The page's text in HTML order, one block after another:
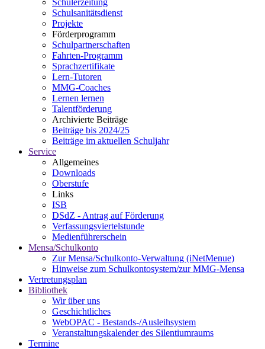
Schülerzeitung
Schulsanitätsdienst
Projekte
Förderprogramm
Schulpartnerschaften
Fahrten-Programm
Sprachzertifikate
Lern-Tutoren
MMG-Coaches
Lernen lernen
Talentförderung
Archivierte Beiträge
Beiträge bis 2024/25
Beiträge im aktuellen Schuljahr
Service
Allgemeines
Downloads
Oberstufe
Links
ISB
DSdZ - Antrag auf Förderung
Verfassungsviertelstunde
Medienführerschein
Mensa/Schulkonto
Zur Mensa/Schulkonto-Verwaltung (iNetMenue)
Hinweise zum Schulkontosystem/zur MMG-Mensa
Vertretungsplan
Bibliothek
Wir über uns
Geschichtliches
WebOPAC - Bestands-/Ausleihsystem
Veranstaltungskalender des Silentiumraums
Termine